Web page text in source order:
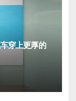
穿上更厚的